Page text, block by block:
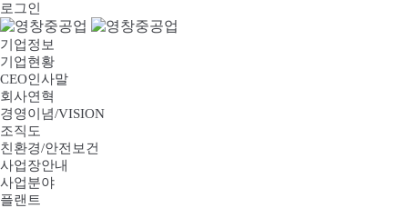
로그인
기업정보
기업현황
CEO인사말
회사연혁
경영이념/VISION
조직도
친환경/안전보건
사업장안내
사업분야
플랜트